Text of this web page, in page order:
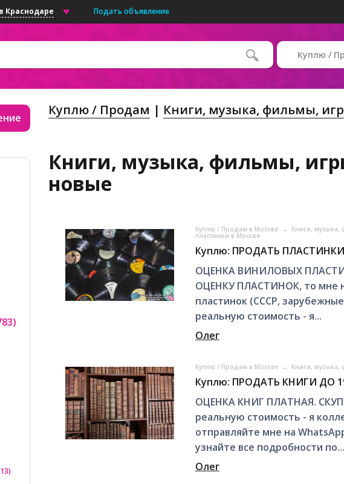
в Краснодаре Подать объявление
Куплю /
Куплю / Продам Книги, музыка, фильмы,
Книги, музыка, фильмы,
новые
Куплю / Продам в Москве → Книги,
пластинки в Москве
Куплю: ПРОДАТЬ
ОЦЕНКА ВИНИЛОВЫХ
ОЦЕНКУ ПЛАСТИНОК, то мне
пластинок (СССР,
реальную стоимость - я...
Олег
Куплю / Продам в Москве → Книги,
Куплю: ПРОДАТЬ КНИГИ ДО
ОЦЕНКА КНИГ ПЛАТНАЯ.
реальную стоимость - я
отправляйте мне на
узнайте все подробности по...
Олег